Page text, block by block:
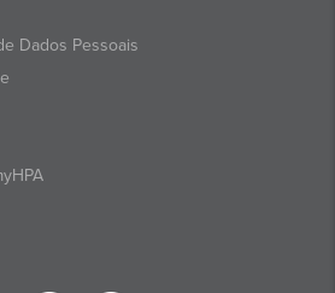
Dados Pessoais